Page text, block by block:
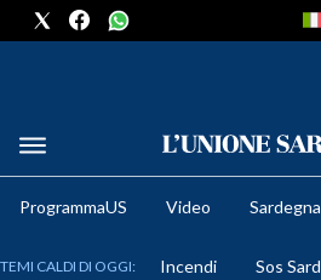
METEO
ProgrammaUS Video Sardegna
TEMI CALDI DI OGGI: Incendi Sos